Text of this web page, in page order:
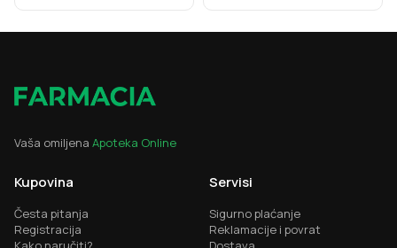
Vaša omiljena Apoteka Online
Kupovina
Česta pitanja
Registracija
Servisi
Sigurno plaćanje
Reklamacije i povrat